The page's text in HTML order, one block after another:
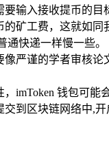
要输入接收提币的目
矿工费，这就如
快递一样慢一些。
像严谨的学者审核
，imToken 钱包可
到区块链网络中,开